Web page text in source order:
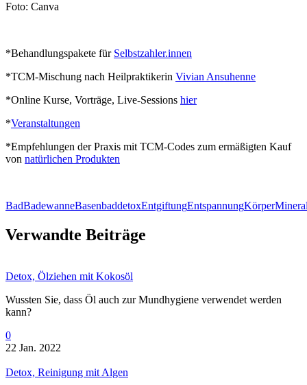
Foto: Canva
*Behandlungspakete für Selbstzahler.innen
*TCM-Mischung nach Heilpraktikerin Vivian Ansuhenne
*Online Kurse, Vorträge, Live-Sessions hier
*Veranstaltungen
*Empfehlungen der Praxis mit TCM-Codes zum ermäßigten Kauf
von natürlichen Produkten
BadBadewanneBasenbaddetoxEntgiftungEntspannungKörper
Verwandte Beiträge
Detox, Ölziehen mit Kokosöl
Wussten Sie, dass Öl auch zur Mundhygiene verwendet werden
kann?
0
22 Jan. 2022
Detox, Reinigung mit Algen